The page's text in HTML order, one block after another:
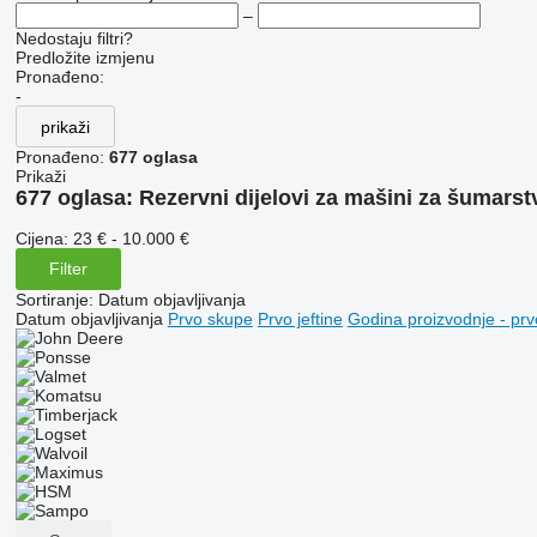
–
Nedostaju filtri?
Predložite izmjenu
Pronađeno:
-
prikaži
Pronađeno: 677 oglasa
Prikaži
677 oglasa: Rezervni dijelovi za mašini za
Cijena: 23 € - 10.000 €
Filter
Sortiranje: Datum objavljivanja
Datum objavljivanja Prvo skupe Prvo jeftine Godina proizvodnje -